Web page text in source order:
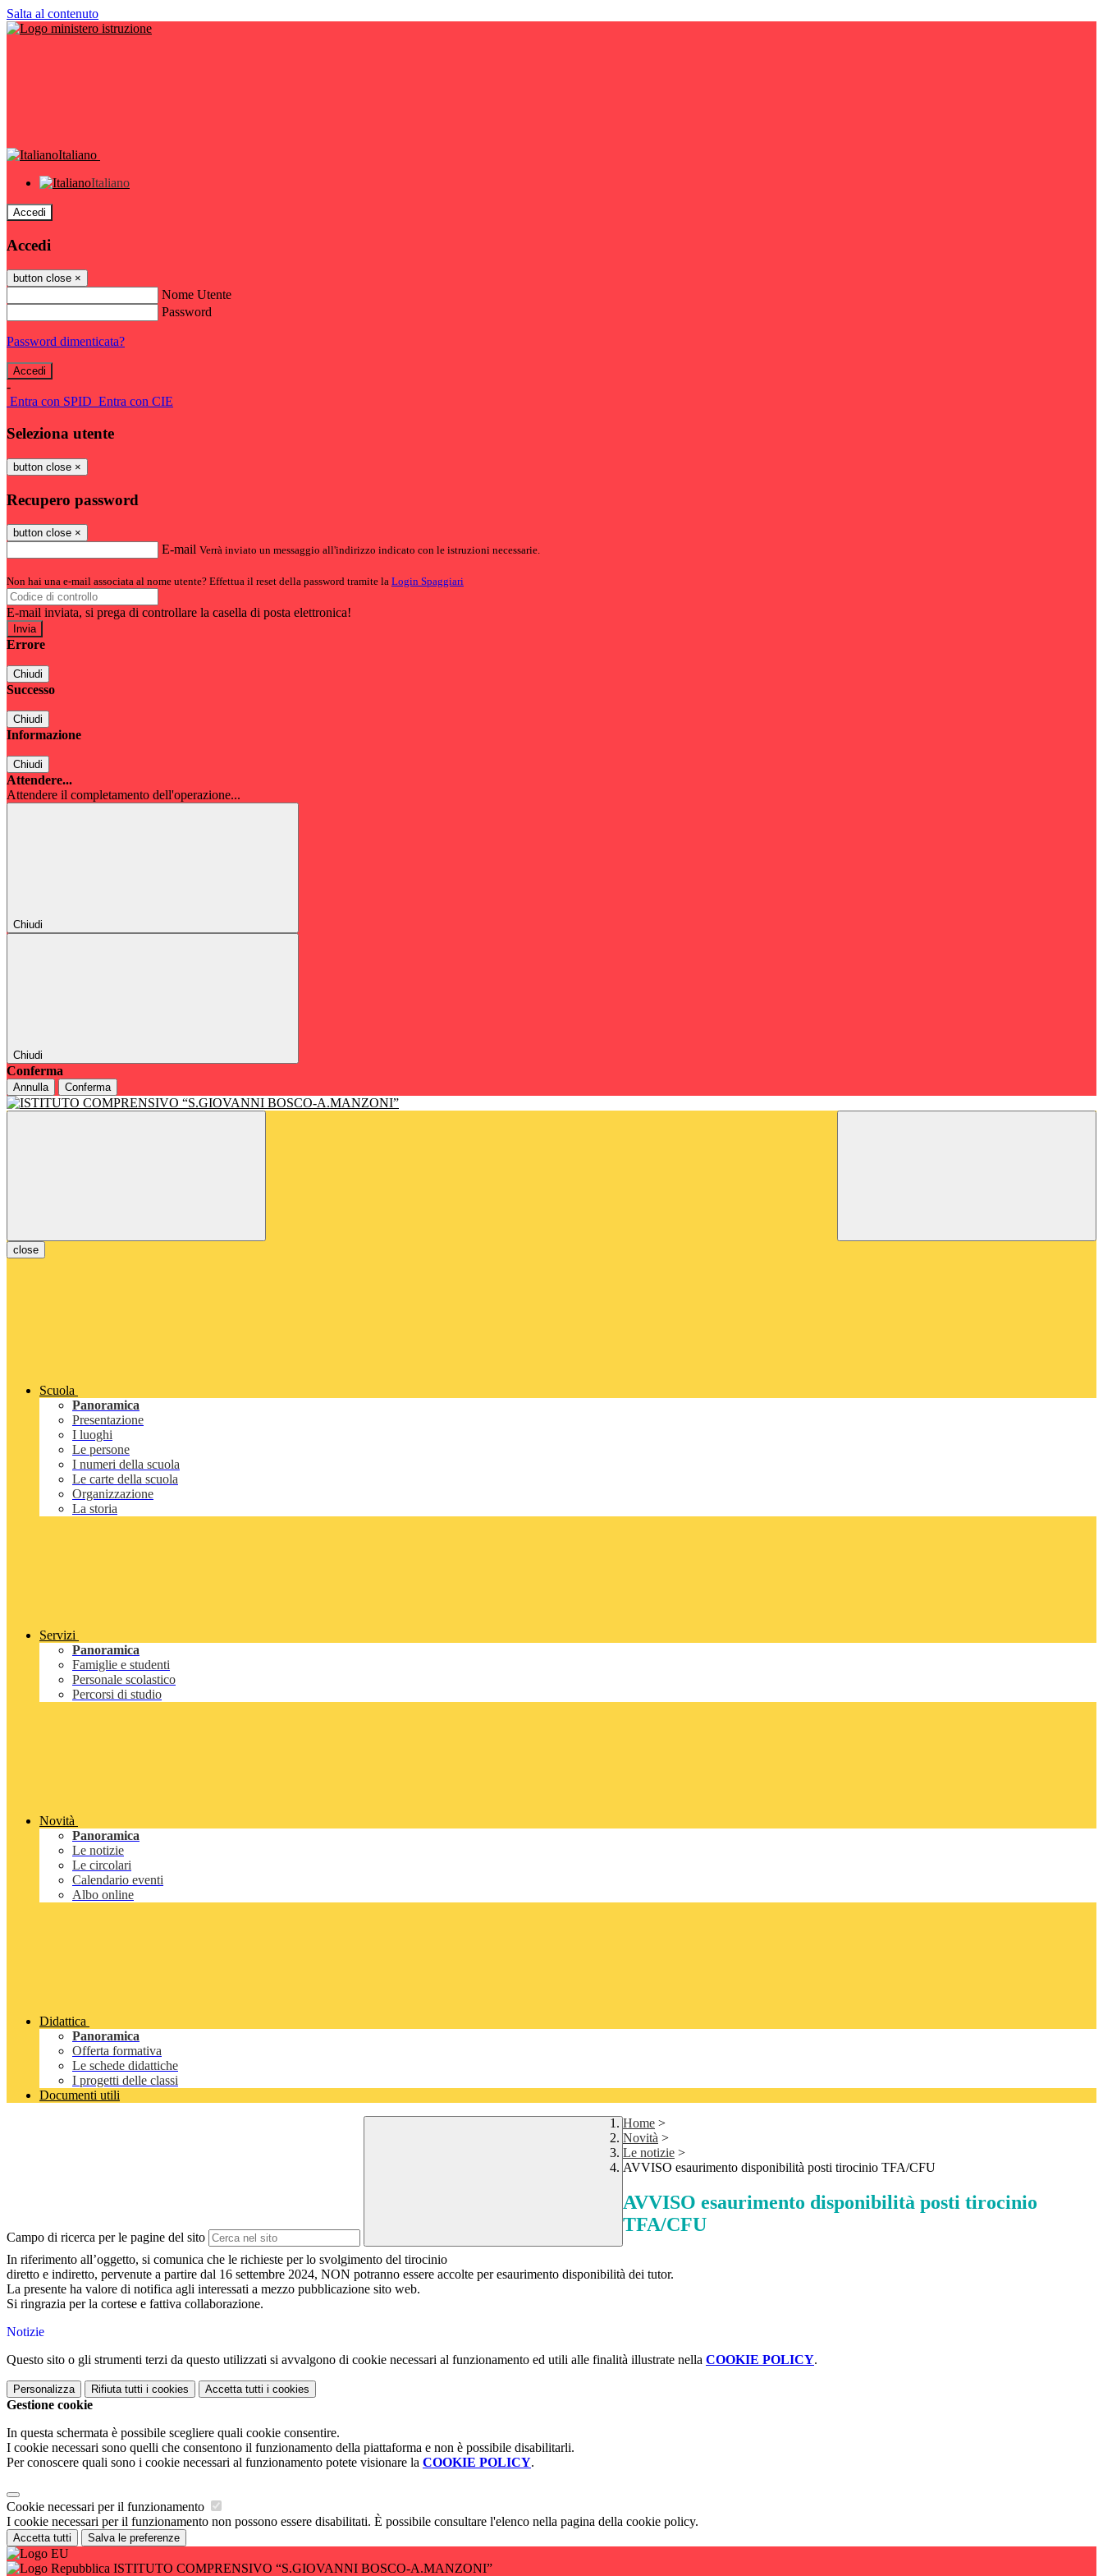
Salta al contenuto
Italiano
Italiano
Accedi
Accedi
button close ×
Nome Utente
Password
Password dimenticata?
-
Entra con SPID Entra con CIE
Seleziona utente
button close ×
Recupero password
button close ×
E-mail Verrà inviato un messaggio all'indirizzo indicato con le istruzioni necessarie.
Non hai una e-mail associata al nome utente? Effettua il reset della password tramite la Login Spaggiari
E-mail inviata, si prega di controllare la casella di posta elettronica!
Errore
Chiudi
Successo
Chiudi
Informazione
Chiudi
Attendere...
Attendere il completamento dell'operazione...
Chiudi
Chiudi
Conferma
Annulla Conferma
close
Scuola
Panoramica
Presentazione
I luoghi
Le persone
I numeri della scuola
Le carte della scuola
Organizzazione
La storia
Servizi
Panoramica
Famiglie e studenti
Personale scolastico
Percorsi di studio
Novità
Panoramica
Le notizie
Le circolari
Calendario eventi
Albo online
Didattica
Panoramica
Offerta formativa
Le schede didattiche
I progetti delle classi
Documenti utili
Campo di ricerca per le pagine del sito
Home >
Novità >
Le notizie >
AVVISO esaurimento disponibilità posti tirocinio TFA/CFU
AVVISO esaurimento disponibilità posti tirocinio
TFA/CFU
In riferimento all’oggetto, si comunica che le richieste per lo svolgimento del tirocinio
diretto e indiretto, pervenute a partire dal 16 settembre 2024, NON potranno essere accolte per esaurimento disponibilità dei tutor.
La presente ha valore di notifica agli interessati a mezzo pubblicazione sito web.
Si ringrazia per la cortese e fattiva collaborazione.
Notizie
Questo sito o gli strumenti terzi da questo utilizzati si avvalgono di cookie necessari al funzionamento ed utili alle finalità illustrate nella COOKIE POLICY.
Personalizza Rifiuta tutti i cookies Accetta tutti i cookies
Gestione cookie
In questa schermata è possibile scegliere quali cookie consentire.
I cookie necessari sono quelli che consentono il funzionamento della piattaforma e non è possibile disabilitarli.
Per conoscere quali sono i cookie necessari al funzionamento potete visionare la COOKIE POLICY.
Cookie necessari per il funzionamento
I cookie necessari per il funzionamento non possono essere disabilitati. È possibile consultare l'elenco nella pagina della cookie policy.
Accetta tutti Salva le preferenze
ISTITUTO COMPRENSIVO “S.GIOVANNI BOSCO-A.MANZONI”